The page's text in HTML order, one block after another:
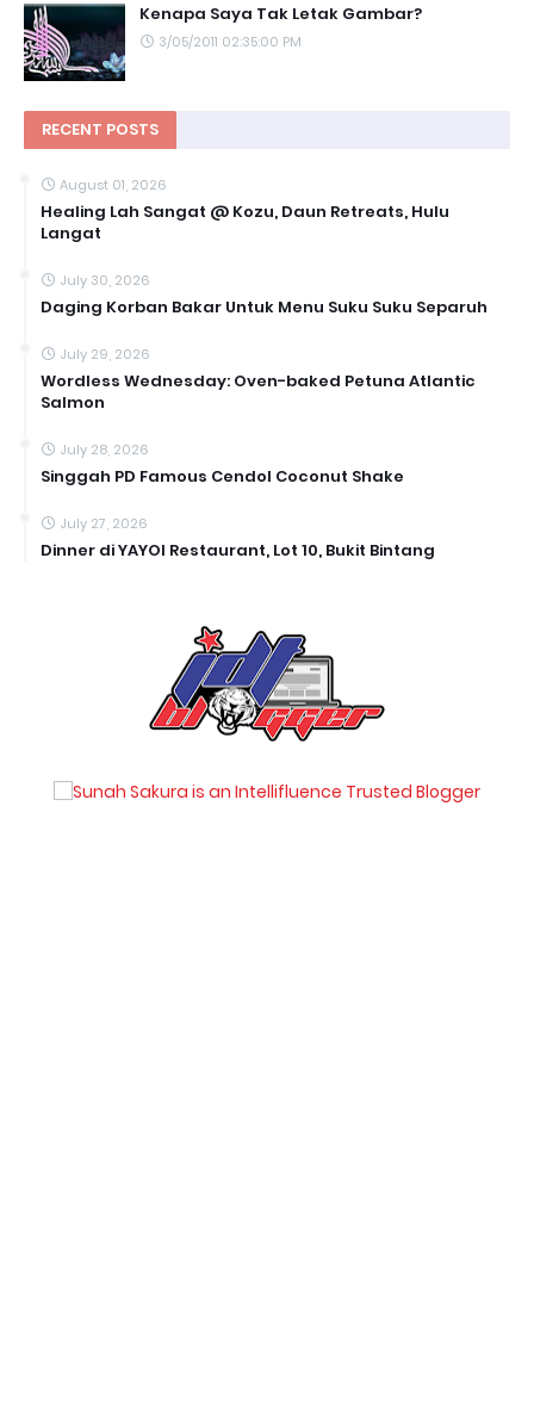
Kenapa Saya Tak Letak Gambar?
3/05/2011 02:35:00 PM
RECENT POSTS
August 01, 2026
Healing Lah Sangat @ Kozu, Daun Retreats, Hulu
Langat
July 30, 2026
Daging Korban Bakar Untuk Menu Suku Suku Separuh
July 29, 2026
Wordless Wednesday: Oven-baked Petuna Atlantic
Salmon
July 28, 2026
Singgah PD Famous Cendol Coconut Shake
July 27, 2026
Dinner di YAYOI Restaurant, Lot 10, Bukit Bintang